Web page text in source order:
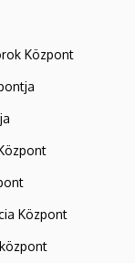
Központ
Központ